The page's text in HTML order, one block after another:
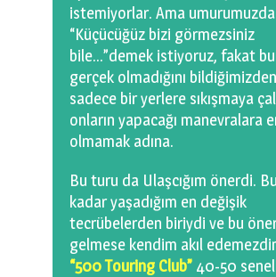
istemiyorlar. Ama
“Küçücüğüz bizi görmezsiniz
bile…”demek istiyoruz, fakat
gerçek olmadığını
sadece bir yerlere sıkışmaya
onların yapacağı manevralara
olmamak adına.
Bu turu da Ulaşcığım önerdi.
kadar yaşadığım en değişik
tecrübelerden biriydi ve bu
gelmese kendim akıl
“500 Touring Club” 40-50